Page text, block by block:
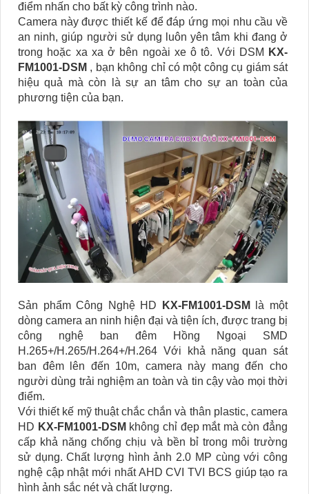
điểm nhấn cho bất kỳ công trình nào.
Camera này được thiết kế để đáp ứng mọi nhu cầu về
an ninh, giúp người sử dụng luôn yên tâm khi đang ở
trong hoặc xa xa ở bên ngoài xe ô tô. Với DSM
KX-
FM1001-DSM , bạn không chỉ có một công cụ giám sát
hiệu quả mà còn là sự an tâm cho sự an toàn của
phương tiện của bạn.
Sản phẩm Công Nghệ HD KX-FM1001-DSM
là một
dòng camera an ninh hiện đại và tiện ích, được trang bị
công nghệ ban đêm Hồng Ngoại SMD
H.265+/H.265/H.264+/H.264 Với khả năng quan sát
ban đêm lên đến 10m, camera này mang đến cho
người dùng trải nghiệm an toàn và tin cậy vào mọi thời
điểm.
Với thiết kế mỹ thuật chắc chắn và thân plastic, camera
HD KX-FM1001-DSM không chỉ đẹp mắt mà còn đẳng
cấp khả năng chống chịu và bền bỉ trong môi trường
sử dụng. Chất lượng hình ảnh 2.0 MP cùng với công
nghệ cập nhật mới nhất AHD CVI TVI BCS giúp tạo ra
hình ảnh sắc nét và chất lượng.